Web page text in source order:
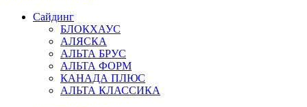
Сайдинг
БЛОКХАУС
АЛЯСКА
АЛЬТА БРУС
АЛЬТА ФОРМ
КАНАДА ПЛЮС
АЛЬТА КЛАССИКА